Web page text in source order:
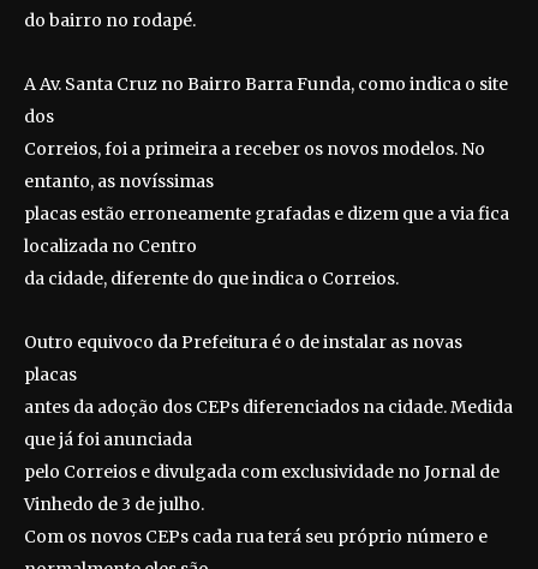
do bairro no rodapé.
A Av. Santa Cruz no Bairro Barra Funda, como indica o site
dos
Correios, foi a primeira a receber os novos modelos. No
entanto, as novíssimas
placas estão erroneamente grafadas e dizem que a via fica
localizada no Centro
da cidade, diferente do que indica o Correios.
Outro equivoco da Prefeitura é o de instalar as novas
placas
antes da adoção dos CEPs diferenciados na cidade. Medida
que já foi anunciada
pelo Correios e divulgada com exclusividade no Jornal de
Vinhedo de 3 de julho.
Com os novos CEPs cada rua terá seu próprio número e